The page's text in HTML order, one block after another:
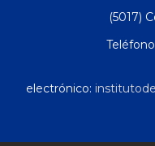
(5017)
electrónico: